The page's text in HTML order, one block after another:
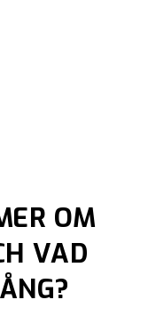
OM
VAD